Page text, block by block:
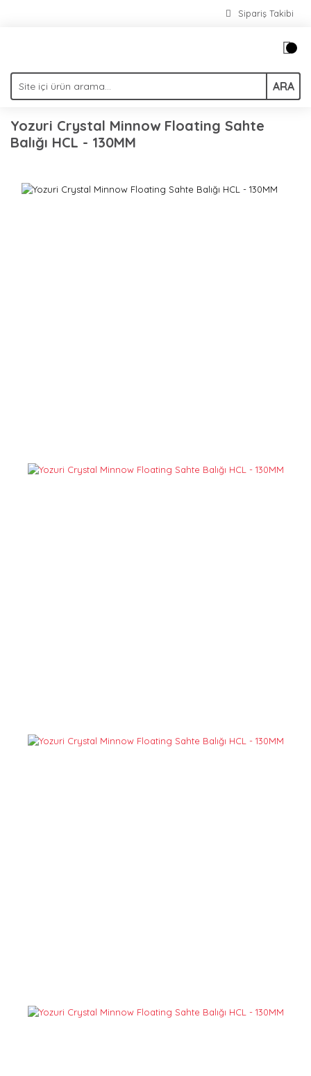
Sipariş Takibi
ARA
Yozuri Crystal Minnow Floating Sahte
Balığı HCL - 130MM